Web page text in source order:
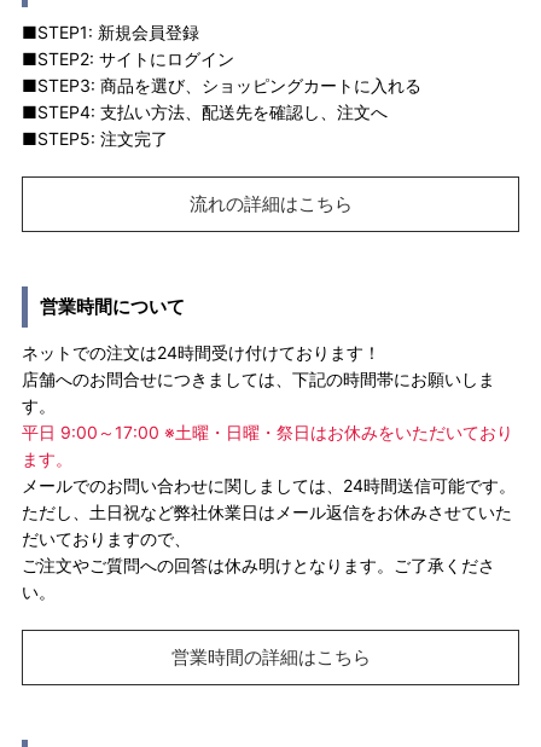
■STEP1: 新規会員登録
■STEP2: サイトにログイン
■STEP3: 商品を選び、ショッピングカートに入れる
■STEP4: 支払い方法、配送先を確認し、注文へ
■STEP5: 注文完了
流れの詳細はこちら
営業時間について
ネットでの注文は24時間受け付けております！
店舗へのお問合せにつきましては、下記の時間帯にお願いしま
す。
平日 9:00～17:00 ※土曜・日曜・祭日はお休みをいただいており
ます。
メールでのお問い合わせに関しましては、24時間送信可能です。
ただし、土日祝など弊社休業日はメール返信をお休みさせていた
だいておりますので、
ご注文やご質問への回答は休み明けとなります。ご了承くださ
い。
営業時間の詳細はこちら